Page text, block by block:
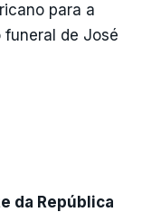
para a
funeral de José
da República